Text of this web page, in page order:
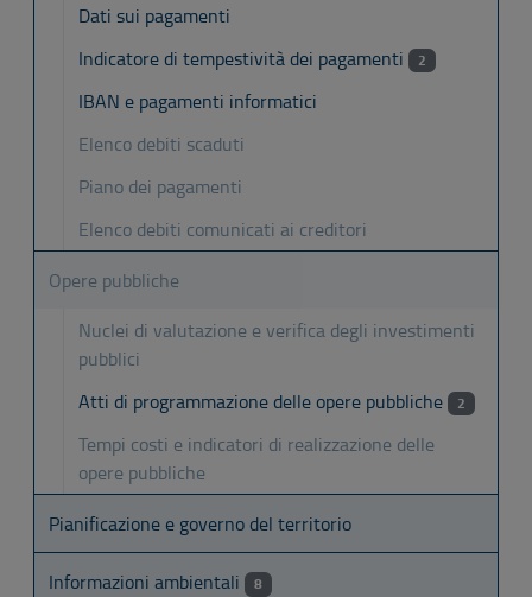
Dati sui pagamenti
Indicatore di tempestività dei pagamenti
2
IBAN e pagamenti informatici
Elenco debiti scaduti
Piano dei pagamenti
Elenco debiti comunicati ai creditori
Opere pubbliche
Nuclei di valutazione e verifica degli investimenti
pubblici
Atti di programmazione delle opere pubbliche
2
Tempi costi e indicatori di realizzazione delle
opere pubbliche
Pianificazione e governo del territorio
Informazioni ambientali 8